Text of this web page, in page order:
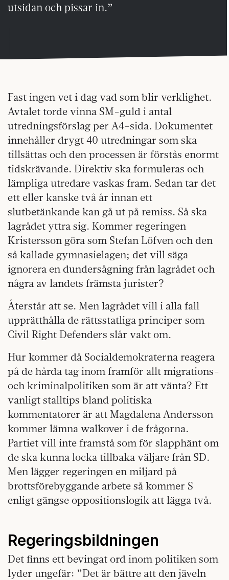
utsidan och pissar in.”
Fast ingen vet i dag vad som blir verklighet.
Avtalet torde vinna SM-guld i antal
utredningsförslag per A4-sida. Dokumentet
innehåller drygt 40 utredningar som ska
tillsättas och den processen är förstås enormt
tidskrävande. Direktiv ska formuleras och
lämpliga utredare vaskas fram. Sedan tar det
ett eller kanske två år innan ett
slutbetänkande kan gå ut på remiss. Så ska
lagrådet yttra sig. Kommer regeringen
Kristersson göra som Stefan Löfven och den
så kallade gymnasielagen; det vill säga
ignorera en dundersågning från lagrådet och
några av landets främsta jurister?
Återstår att se. Men lagrådet vill i alla fall
upprätthålla de rättsstatliga principer som
Civil Right Defenders slår vakt om.
Hur kommer då Socialdemokraterna reagera
på de hårda tag inom framför allt migrations-
och kriminalpolitiken som är att vänta? Ett
vanligt stalltips bland politiska
kommentatorer är att Magdalena Andersson
kommer lämna walkover i de frågorna.
Partiet vill inte framstå som för slapphänt om
de ska kunna locka tillbaka väljare från SD.
Men lägger regeringen en miljard på
brottsförebyggande arbete så kommer S
enligt gängse oppositionslogik att lägga två.
Regeringsbildningen
Det finns ett bevingat ord inom politiken som
lyder ungefär: ”Det är bättre att den jäveln